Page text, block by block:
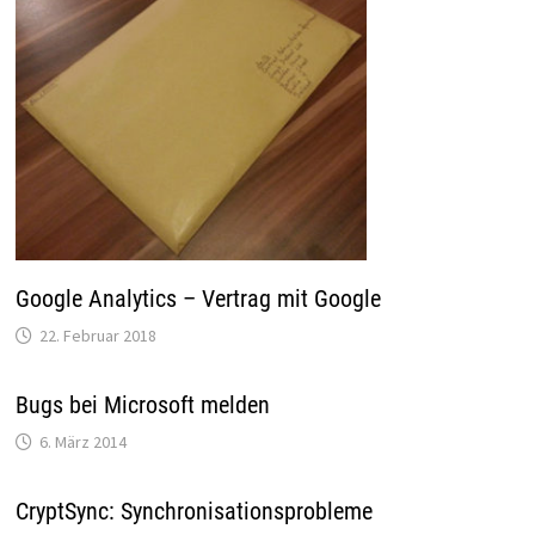
Google Analytics – Vertrag mit Google
22. Februar 2018
Bugs bei Microsoft melden
6. März 2014
CryptSync: Synchronisationsprobleme